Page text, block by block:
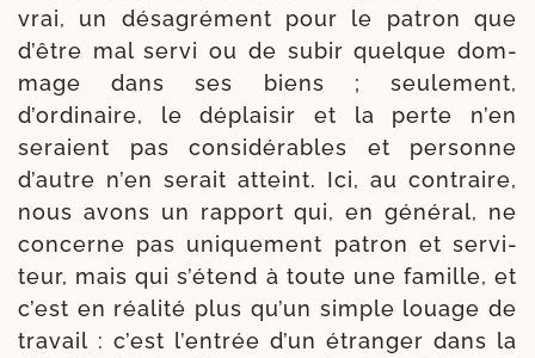
vrai, un désa­gré­ment pour le patron que
d’être mal ser­vi ou de subir quelque dom­
mage dans ses biens ; seule­ment,
d’ordinaire, le déplai­sir et la perte n’en
seraient pas consi­dé­rables et per­sonne
d’autre n’en serait atteint. Ici, au contraire,
nous avons un rap­port qui, en géné­ral, ne
concerne pas uni­que­ment patron et ser­vi­
teur, mais qui s’étend à toute une famille, et
c’est en réa­li­té plus qu’un simple louage de
tra­vail : c’est l’entrée d’un étran­ger dans la